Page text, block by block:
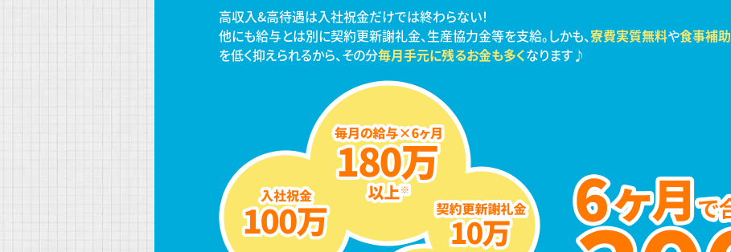
高収入&高待遇は入社祝金だけでは終わらない！
他にも給与とは別に契約更新謝礼金、生産協力金等を支給。しかも、寮費実質無料や食事補助
を低く抑えられるから、その分毎月手元に残るお金も多くなります♪